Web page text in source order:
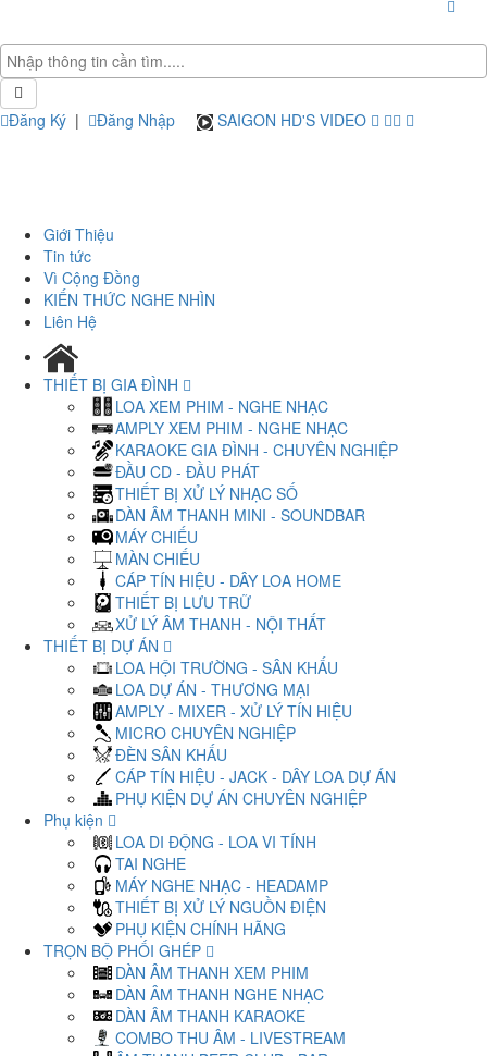
Đăng Ký | Đăng Nhập SAIGON HD'S VIDEO
Giới Thiệu
Tin tức
Vì Cộng Đồng
KIẾN THỨC NGHE NHÌN
Liên Hệ
THIẾT BỊ GIA ĐÌNH
LOA XEM PHIM - NGHE NHẠC
AMPLY XEM PHIM - NGHE NHẠC
KARAOKE GIA ĐÌNH - CHUYÊN NGHIỆP
ĐẦU CD - ĐẦU PHÁT
THIẾT BỊ XỬ LÝ NHẠC SỐ
DÀN ÂM THANH MINI - SOUNDBAR
MÁY CHIẾU
MÀN CHIẾU
CÁP TÍN HIỆU - DÂY LOA HOME
THIẾT BỊ LƯU TRỮ
XỬ LÝ ÂM THANH - NỘI THẤT
THIẾT BỊ DỰ ÁN
LOA HỘI TRƯỜNG - SÂN KHẤU
LOA DỰ ÁN - THƯƠNG MẠI
AMPLY - MIXER - XỬ LÝ TÍN HIỆU
MICRO CHUYÊN NGHIỆP
ĐÈN SÂN KHẤU
CÁP TÍN HIỆU - JACK - DÂY LOA DỰ ÁN
PHỤ KIỆN DỰ ÁN CHUYÊN NGHIỆP
Phụ kiện
LOA DI ĐỘNG - LOA VI TÍNH
TAI NGHE
MÁY NGHE NHẠC - HEADAMP
THIẾT BỊ XỬ LÝ NGUỒN ĐIỆN
PHỤ KIỆN CHÍNH HÃNG
TRỌN BỘ PHỐI GHÉP
DÀN ÂM THANH XEM PHIM
DÀN ÂM THANH NGHE NHẠC
DÀN ÂM THANH KARAOKE
COMBO THU ÂM - LIVESTREAM